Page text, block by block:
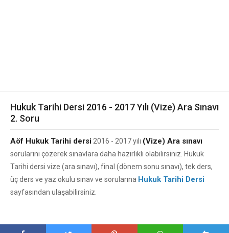
Hukuk Tarihi Dersi 2016 - 2017 Yılı (Vize) Ara Sınavı
2. Soru
Aöf Hukuk Tarihi dersi 2016 - 2017 yılı (Vize) Ara sınavı
sorularını çözerek sınavlara daha hazırlıklı olabilirsiniz. Hukuk
Tarihi dersi vize (ara sınavı), final (dönem sonu sınavı), tek ders,
üç ders ve yaz okulu sınav ve sorularına Hukuk Tarihi Dersi
sayfasından ulaşabilirsiniz.